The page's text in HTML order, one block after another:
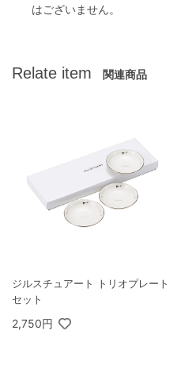
はございません。
Relate item 関連商品
ジルスチュアート トリオプレート
セット
2,750円